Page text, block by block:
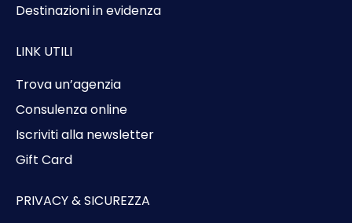
Destinazioni in evidenza
LINK UTILI
Trova un’agenzia
Consulenza online
Iscriviti alla newsletter
Gift Card
PRIVACY & SICUREZZA